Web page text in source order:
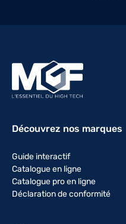
Découvrez nos marques
Guide interactif
Catalogue en ligne
Catalogue pro en ligne
Déclaration de conformité